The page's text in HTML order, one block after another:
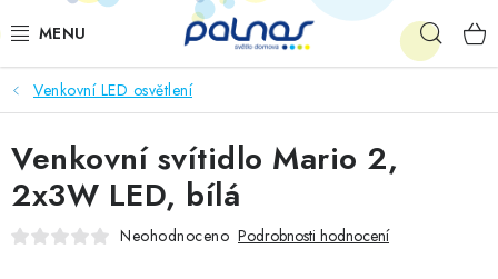
na
OSVĚTLENÍ INTERIÉRU
LED
VENKOVNÍ OSVĚTLENÍ
Venkovní LED osvětlení
Venkovní svítidlo Mario 2,
2x3W LED, bílá
Neohodnoceno Podrobnosti hodnocení